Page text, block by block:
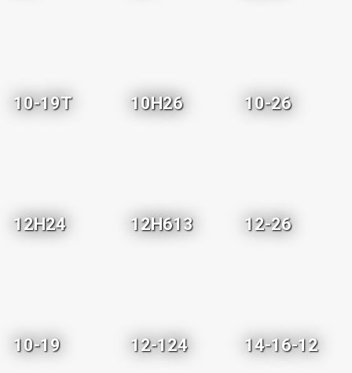
10-19T 10H26 10-26
12H24 12H613 12-26
10-19 12-124 14-16-12